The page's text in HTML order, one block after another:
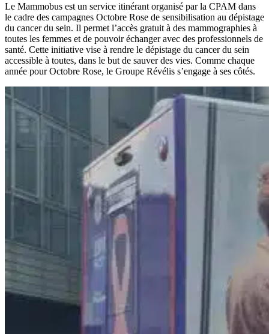
Le Mammobus est un service itinérant organisé par la CPAM dans
le cadre des campagnes Octobre Rose de sensibilisation au dépistage
du cancer du sein. Il permet l’accès gratuit à des mammographies à
toutes les femmes et de pouvoir échanger avec des professionnels de
santé. Cette initiative vise à rendre le dépistage du cancer du sein
accessible à toutes, dans le but de sauver des vies. Comme chaque
année pour Octobre Rose, le Groupe Révélis s’engage à ses côtés.